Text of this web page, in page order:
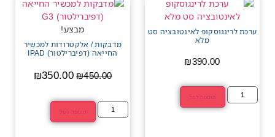
ערכת לרינגוסקופ לאינטובציה סט
מלא
₪390.00
הוספה לסל
מבצע!
מדבקות / אלקטרודות למכשיר
החייאה (דפיברילטור) IPAD
₪450.00
₪350.00
הוספה לסל